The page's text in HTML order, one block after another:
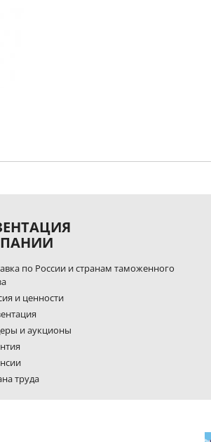
по России и странам таможенного
и ценности
и аукционы
труда